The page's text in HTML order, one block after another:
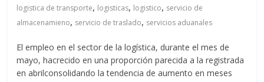
logistica de transporte, logisticas, logistico, servicio de
almacenamieno, servicio de traslado, servicios aduanales
El empleo en el sector de la logística, durante el mes de
mayo, hacrecido en una proporción parecida a la registrada
en abrilconsolidando la tendencia de aumento en meses